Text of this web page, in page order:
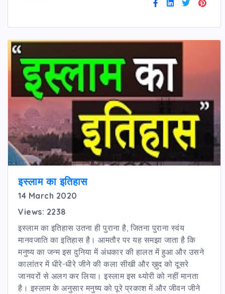
इस्लाम का इतिहास
14 March 2020
Views: 2238
इस्लाम का इतिहास उतना ही पुराना है, जितना पुराना स्वंय
मानवजाति का इतिहास है। आमतौर पर यह समझा जाता है कि
मनुष्य का जन्म इस दुनिया में अंधकार की हालत में हुआ और उसने
कालांतर में धीरे-धीरे जीने की कला सीखी और ख़ुद को दूसरे
जानवरों से अलग कर लिया। इस्लाम इस थ्योरी को नहीं मानता
है। इस्लाम के अनुसार मनुष्य को पूरे प्रकाश में और जीवन जीने